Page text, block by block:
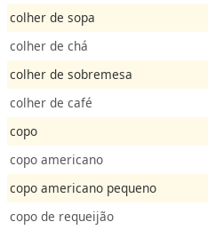
colher de sopa
colher de chá
colher de sobremesa
colher de café
copo
copo americano
copo americano pequeno
copo de requeijão